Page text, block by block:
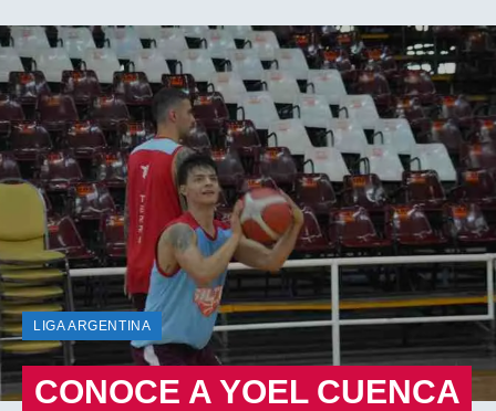
LIGA ARGENTINA
CONOCE A YOEL CUENCA